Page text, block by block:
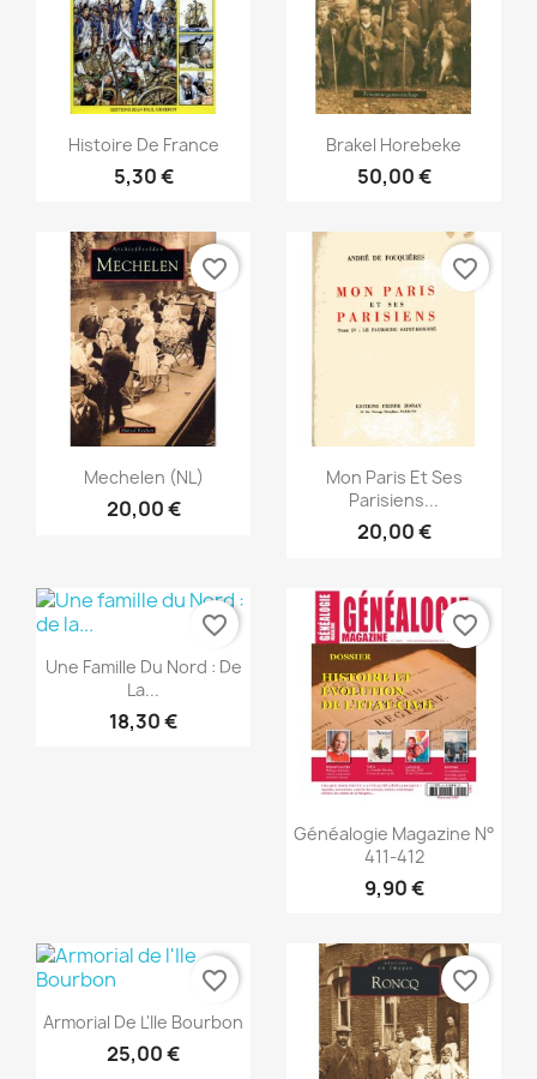
Aperçu rapide
Histoire De France
5,30 €
Aperçu rapide
Brakel Horebeke
50,00 €
Aperçu rapide
Mechelen (NL)
20,00 €
favorite_border
Aperçu rapide
Mon Paris Et Ses
Parisiens...
20,00 €
favorite_border
Aperçu rapide
Une Famille Du Nord : De
La...
18,30 €
favorite_border
Aperçu rapide
Généalogie Magazine N°
411-412
9,90 €
favorite_border
Aperçu rapide
Armorial De L'Ile Bourbon
25,00 €
favorite_border favorite_border